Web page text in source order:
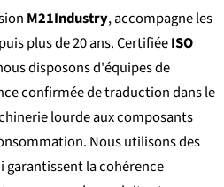
M21Industry, accompagne les
plus de 20 ans. CertifiéeISO
disposons d'équipes de
confirmée de traduction dans le
lourde aux composants
Nous utilisons des
la cohérence